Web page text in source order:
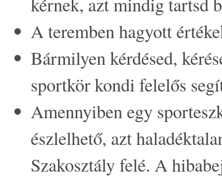
A teremben hagyott
Bármilyen kérdésed,
sportkör kondi felelős
Amennyiben egy
észlelhető, azt
Szakosztály felé. A